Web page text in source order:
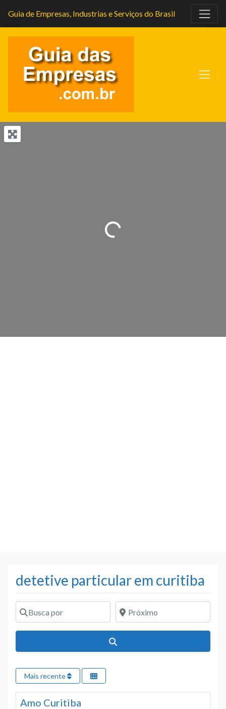
Guia de Empresas, Industrias e Serviços do Brasil
Carregando...
detetive particular em curitiba
Busca por Próximo
Mais recente
Amo Curitiba